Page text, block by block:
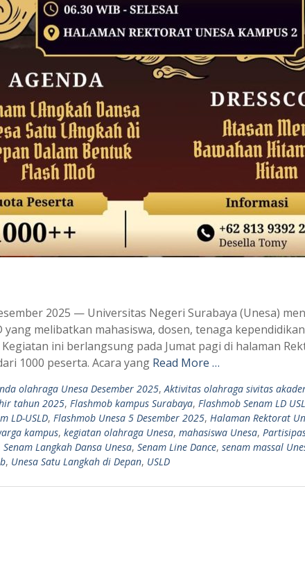
2025 — Universitas Negeri Surabaya (Unesa)
yang melibatkan mahasiswa, dosen, tenaga
ini berlangsung pada Jumat pagi di halaman
1000 peserta. Acara yang Read More …
olahraga Unesa Desember 2025,Aktivitas olahraga sivitas
tahun 2025, Flashmob kampus Surabaya, Flashmob Senam LD
LD-USLD, Flashmob Unesa 5 Desember 2025, Halaman Rektorat
kampus, kegiatan olahraga Unesa, mahasiswa Unesa,
Senam Langkah Dansa Unesa, Senam Line Dance, senam massal
, Unesa Satu Langkah di Depan, USLD